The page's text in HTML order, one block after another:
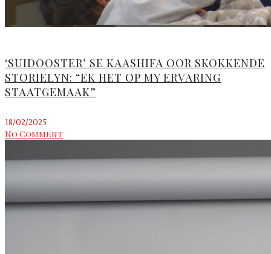
‘SUIDOOSTER’ SE KAASHIFA OOR SKOKKENDE
STORIELYN: “EK HET OP MY ERVARING
STAATGEMAAK”
18/02/2025
No Comment